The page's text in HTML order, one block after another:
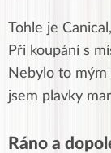
Tohle je
Při koupání s
Nebylo to
jsem plavky
Ráno a